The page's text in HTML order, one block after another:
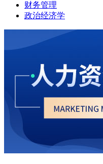
财务管理
政治经济学